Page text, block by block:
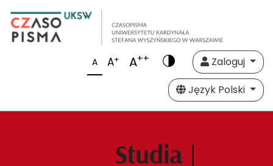
A A+ A++
Zaloguj
Język Polski